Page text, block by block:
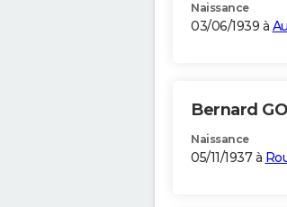
Naissance
03/06/1939 à
Bernard
Naissance
05/11/1937 à